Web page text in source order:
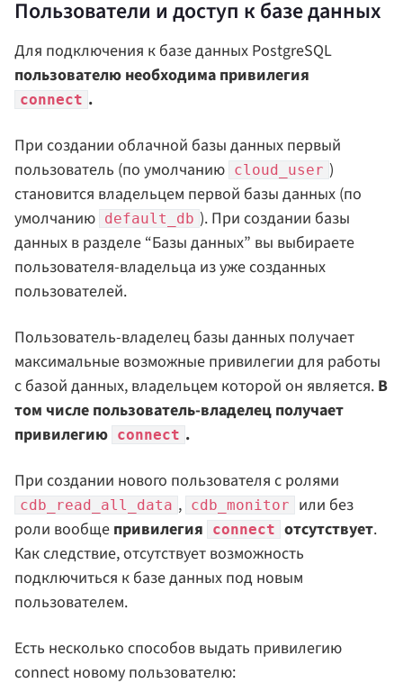
Пользователи и доступ к базе данных
Для подключения к базе данных PostgreSQL
пользователю необходима привилегия
connect .
При создании облачной базы данных первый
пользователь (по умолчанию cloud_user )
становится владельцем первой базы данных (по
умолчанию default_db ). При создании базы
данных в разделе “Базы данных” вы выбираете
пользователя-владельца из уже созданных
пользователей.
Пользователь-владелец базы данных получает
максимальные возможные привилегии для работы
с базой данных, владельцем которой он является. В
том числе пользователь-владелец получает
привилегию connect .
При создании нового пользователя с ролями
cdb_read_all_data , cdb_monitor
или без
роли вообще привилегия connect отсутствует.
Как следствие, отсутствует возможность
подключиться к базе данных под новым
пользователем.
Есть несколько способов выдать привилегию
connect новому пользователю: